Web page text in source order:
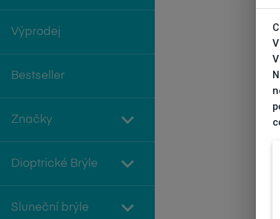
Výprodej
Bestseller
Značky
Dioptrické Brýle
Sluneční brýle